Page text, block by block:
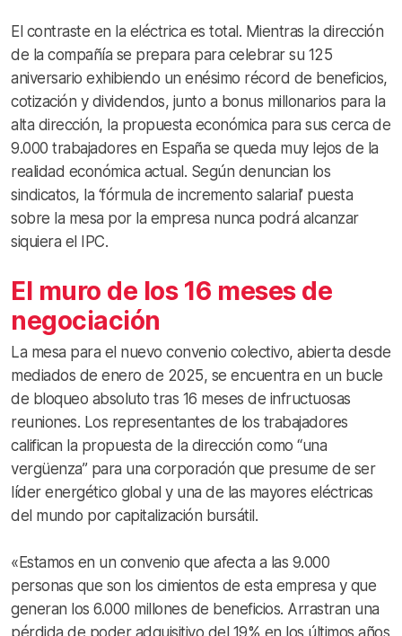
El contraste en la eléctrica es total. Mientras la dirección
de la compañía se prepara para celebrar su 125
aniversario exhibiendo un enésimo récord de beneficios,
cotización y dividendos, junto a bonus millonarios para la
alta dirección, la propuesta económica para sus cerca de
9.000 trabajadores en España se queda muy lejos de la
realidad económica actual. Según denuncian los
sindicatos, la ‘fórmula de incremento salarial’ puesta
sobre la mesa por la empresa nunca podrá alcanzar
siquiera el IPC.
El muro de los 16 meses de
negociación
La mesa para el nuevo convenio colectivo, abierta desde
mediados de enero de 2025, se encuentra en un bucle
de bloqueo absoluto tras 16 meses de infructuosas
reuniones. Los representantes de los trabajadores
califican la propuesta de la dirección como “una
vergüenza” para una corporación que presume de ser
líder energético global y una de las mayores eléctricas
del mundo por capitalización bursátil.
«Estamos en un convenio que afecta a las 9.000
personas que son los cimientos de esta empresa y que
generan los 6.000 millones de beneficios. Arrastran una
pérdida de poder adquisitivo del 19% en los últimos años